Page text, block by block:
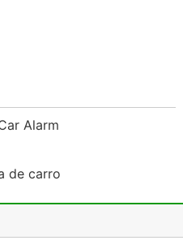
Alarm
de carro